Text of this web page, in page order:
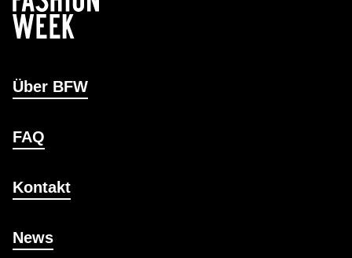
Über BFW
FAQ
Kontakt
News